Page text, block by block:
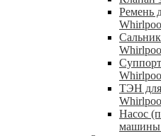
Ремень
ТЭН
Насос
машины